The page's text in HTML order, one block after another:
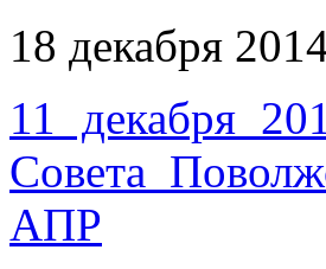
18 декабря
11 декабря
Совета
АПР